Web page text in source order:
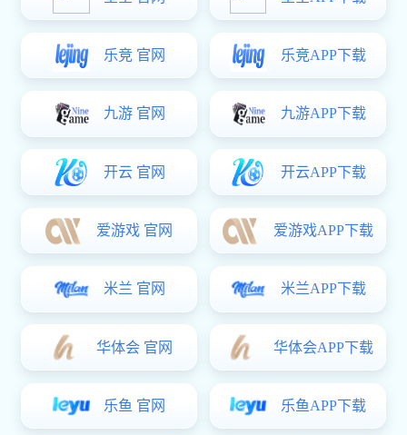
烧杯拉伸模具主要应用于通过冲压或注塑等方式
大的圆筒形器皿。这种模具的设计需要考虑到材
为了确保最终产品的质量，在制造过程中往往还
能，以提高生产效率及成品率。
在实际应用方面，除了制作科学实验用具外，“烧